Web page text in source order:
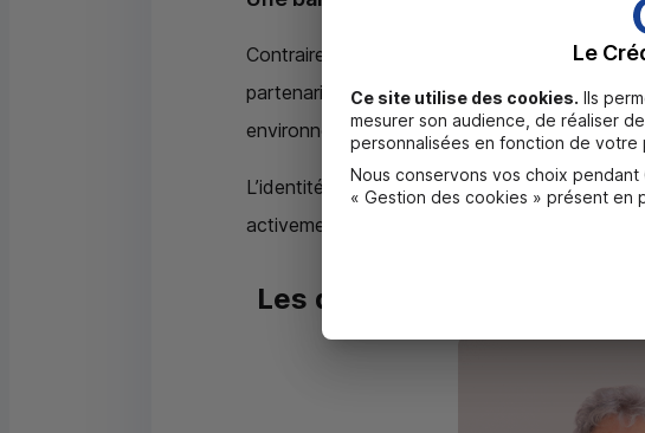
Contrairement à une banque traditionnelle,
partenariats, crédits solidaires,
environnemental positif.
L’identité mutualiste du Crédit Mutuel
activement aux enjeux de transition qu’ils
Les dirigeants du Crédit
Le
Ce site utilise des cookies. Ils
mesurer son audience, de réaliser
personnalisées en fonction de
Nous conservons vos choix pendant
« Gestion des cookies » présent en